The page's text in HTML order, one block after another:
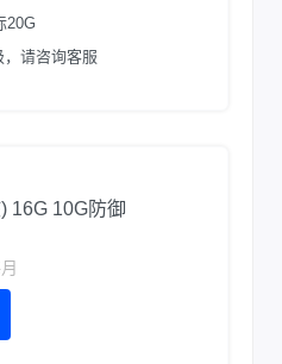
20G
，请咨询客服
16G 10G防御